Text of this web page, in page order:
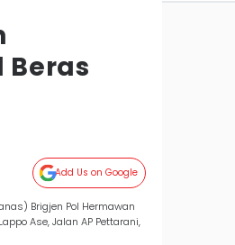
Add Us on Google
Brigjen Pol Hermawan
Ase, Jalan AP Pettarani,